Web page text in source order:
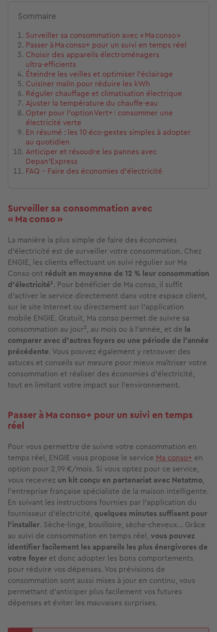
Sommaire
Surveiller sa consommation avec « Ma conso »
Passer à Ma conso+ pour un suivi en temps réel
Choisir des appareils électroménagers
ultra‑efficients
Éteindre les veilles et optimiser l’éclairage
Cuisiner malin pour réduire les kWh
Réguler chauffage et climatisation électrique
Ajuster la température du chauffe‑eau
Opter pour l’option Vert+ : consommer une
électricité verte
En résumé : les 10 éco‑gestes simples à adopter
au quotidien
Anticiper et résoudre les pannes avec
Depan’Express
FAQ - Faire des économies d’électricité
Surveiller sa consommation avec
« Ma conso »
La manière la plus simple de faire des économies
d’électricité est de surveiller votre consommation. Chez
ENGIE, les clients effectuant un suivi régulier sur Ma
Conso ont réduit en moyenne de 12 % leur consommation
d’électricité¹. Pour bénéficier de Ma conso, il suffit
d’activer le service directement dans votre espace client,
sur le site Internet ou directement sur l’application
mobile ENGIE. Gratuit, Ma conso permet de suivre sa
consommation au jour², au mois ou à l’année, et de la
comparer avec d’autres foyers ou une période de l’année
précédente. Vous pouvez également y retrouver des
astuces et conseils sur mesure pour mieux maîtriser votre
consommation et réaliser des économies d’électricité,
tout en limitant votre impact sur l’environnement.
Passer à Ma conso+ pour un suivi en temps
réel
Pour vous permettre de suivre votre consommation en
temps réel, ENGIE vous propose le service Ma conso+ en
option pour 2,99 €/mois. Si vous optez pour ce service,
vous recevrez un kit conçu en partenariat avec Netatmo,
l’entreprise française spécialiste de la maison intelligente.
En suivant les instructions fournies par l'application du
fournisseur d’électricité, quelques minutes suffisent pour
l’installer. Sèche-linge, bouilloire, sèche-cheveux… Grâce
au suivi de consommation en temps réel, vous pouvez
identifier facilement les appareils les plus énergivores de
votre foyer et donc adopter les bons comportements
pour réduire vos dépenses. Vos prévisions de
consommation sont aussi mises à jour en continu, vous
permettant d’anticiper plus facilement vos futures
dépenses et éviter les mauvaises surprises.